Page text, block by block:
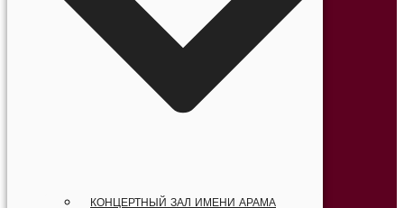
КОНЦЕРТНЫЙ ЗАЛ ИМЕНИ АРАМА